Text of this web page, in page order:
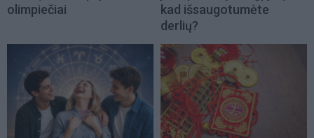
olimpiečiai
kad išsaugotumėte
derlių?